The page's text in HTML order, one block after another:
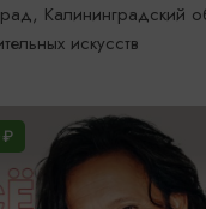
Калининградский
искусств